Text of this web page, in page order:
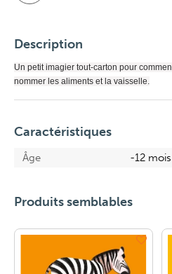
Description
Un petit imagier tout-carton pour
nommer les aliments et la vaisselle.
Caractéristiques
Âge -12 mois
Produits semblables